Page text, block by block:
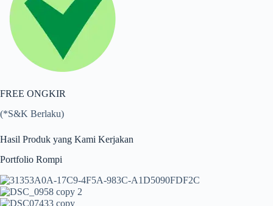
FREE ONGKIR
(*S&K Berlaku)
Hasil Produk yang Kami Kerjakan
Portfolio Rompi